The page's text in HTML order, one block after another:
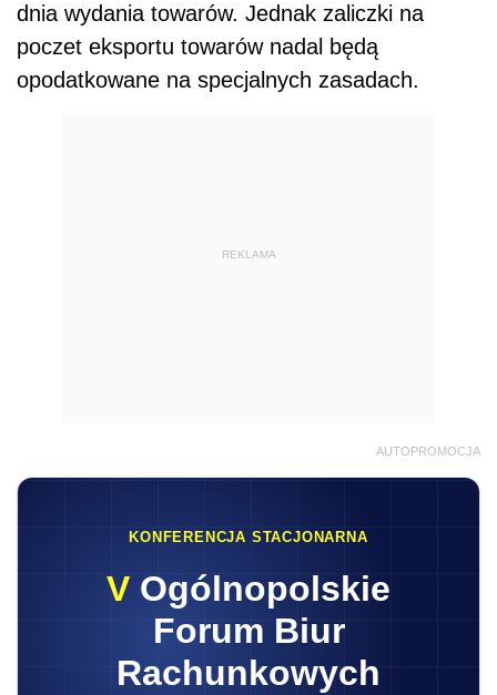
dnia wydania towarów. Jednak zaliczki na
poczet eksportu towarów nadal będą
opodatkowane na specjalnych zasadach.
REKLAMA
AUTOPROMOCJA
KONFERENCJA STACJONARNA
V Ogólnopolskie
Forum Biur
Rachunkowych